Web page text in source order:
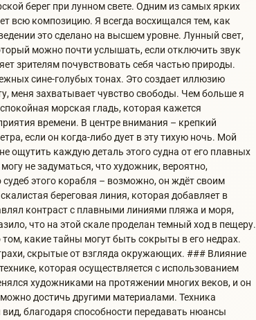
берег при лунном свете. Одним из самых ярких
всю композицию. Я всегда восхищался тем, как
это сделано на высшем уровне. Лунный свет,
можно почти услышать, если отключить звук
зрителям почувствовать себя частью природы.
сине-голубых тонах. Это создает иллюзию
меня захватывает чувство свободы. Чем больше я
морская гладь, которая кажется
времени. В центре внимания – крепкий
если он когда-либо дует в эту тихую ночь. Мой
ощутить каждую деталь этого судна от его плавных
не задуматься, что художник, вероятно,
этого корабля – возможно, он ждёт своим
береговая линия, которая добавляет в
контраст с плавными линиями пляжа и моря,
что на этой скале проделан темный ход в пещеру.
какие тайны могут быть сокрыты в его недрах.
скрытые от взгляда окружающих. ### Влияние
которая осуществляется с использованием
художниками на протяжении многих веков, и он
достичь другими материалами. Техника
благодаря способности передавать нюансы